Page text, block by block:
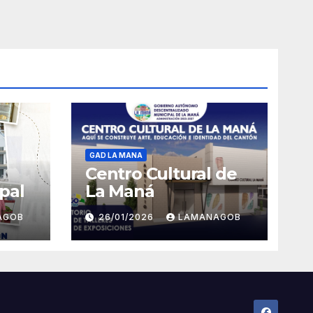
GAD LA MANA
Centro Cultural de
La Maná
26/01/2026 LAMANAGOB